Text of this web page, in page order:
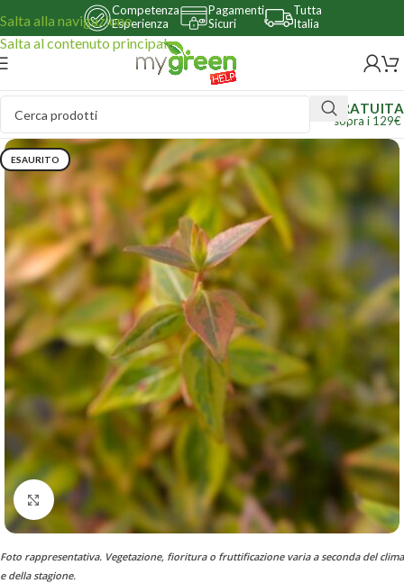
Salta alla navigazione
Salta al contenuto principale
Competenza
Esperienza
Pagamenti
Sicuri
Tutta
Italia
GRATUITA
sopra i 129€
ESAURITO
Clicca per ingrandire
Foto rappresentativa. Vegetazione, fioritura o fruttificazione varia a seconda del clima
e della stagione.